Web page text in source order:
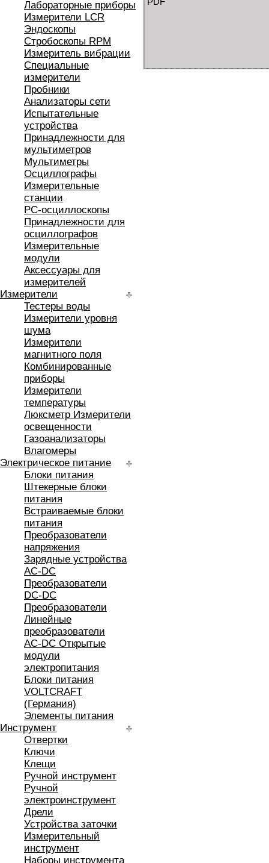
Лабораторные приборы
Измерители LCR
Эндоскопы
Стробоскопы RPM
Измеритель вибрации
Специальные
измерители
Пробники
Анализаторы сети
Испытательные
устройства
Принадлежности для
мультиметров
Мультиметры
Осциллографы
Измерительные
станции
РС-осциллоскопы
Принадлежности для
осциллографов
Измерительные
модули
Аксессуары для
измерителей
Измерители
Тестеры воды
Измерители уровня
шума
Измерители
магнитного поля
Комбинированные
приборы
Измерители
температуры
Люксметр Измерители
освещенности
Газоанализаторы
Влагомеры
Электрическое питание
Блоки питания
Штекерные блоки
питания
Встраиваемые блоки
питания
Преобразователи
напряжения
Зарядные устройства
AC-DC
Преобразователи
DC-DC
Преобразователи
Линейные
преобразователи
AC-DC Открытые
модули
электропитания
Блоки питания
VOLTCRAFT
(Германия)
Элементы питания
Инструмент
Отвертки
Ключи
Клещи
Ручной инструмент
Ручной
электроинструмент
Дрели
Устройства заточки
Измерительный
инструмент
Наборы инструмента